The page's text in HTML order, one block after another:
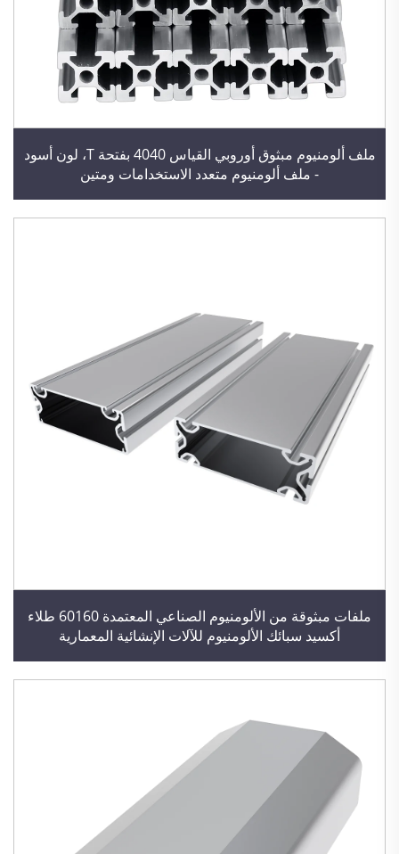
ملف ألومنيوم مبثوق أوروبي القياس 4040 بفتحة T، لون أسود
- ملف ألومنيوم متعدد الاستخدامات ومتين
ملفات مبثوقة من الألومنيوم الصناعي المعتمدة 60160 طلاء
أكسيد سبائك الألومنيوم للآلات الإنشائية المعمارية